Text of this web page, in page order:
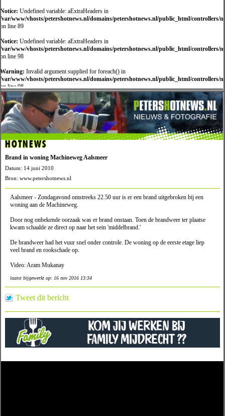
Notice: Undefined variable: aExtraHeaders in
/var/www/vhosts/petershotnews.nl/domains/petershotnews.nl/public_html/controllers/
on line 89
Notice: Undefined variable: aExtraHeaders in
/var/www/vhosts/petershotnews.nl/domains/petershotnews.nl/public_html/controllers/
on line 98
Warning: Invalid argument supplied for foreach() in
/var/www/vhosts/petershotnews.nl/domains/petershotnews.nl/public_html/controllers/
on line 98
HOTNEWS
Brand in woning Machineweg Aalsmeer
Datum: 14 juni 2010
Bron: www.petershotnews.nl
Aalsmeer - Zondagavond omstreeks 22.50 uur is er een brand uitgebroken bij een
woning aan de Machineweg.
Door nog onbekende oorzaak was er brand onstaan. Toen de brandweer ter plaatse
kwam schaalde ze direct op naar het sein 'middelbrand.'
De brandweer had het vuur snel onder controle. De woning op de eerste etage liep
veel brand en rookschade op.
Video: Aram Mukanay
laatst bijgewerkt op: 16 nov 2016 13:34
Tweet dit bericht